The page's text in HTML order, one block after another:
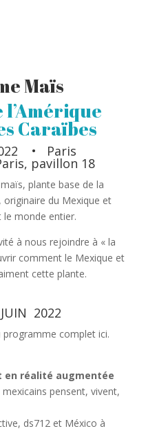
Maïs
l’Amérique
Caraïbes
• Paris
pavillon 18
plante base de la
du Mexique et
monde entier.
à nous rejoindre à « la
comment le Mexique et
cette plante.
2022
programme complet ici.
en réalité augmentée
pensent, vivent,
ds712 et México à